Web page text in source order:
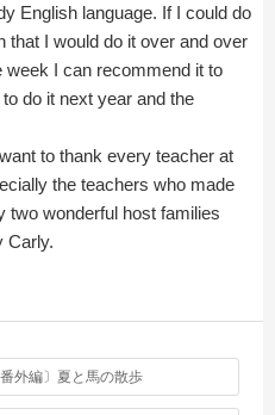
English language. If I could do
that I would do it over and over
week I can recommend it to
do it next year and the
to thank every teacher at
the teachers who made
two wonderful host families
Carly.
外編〕夏と馬の散歩